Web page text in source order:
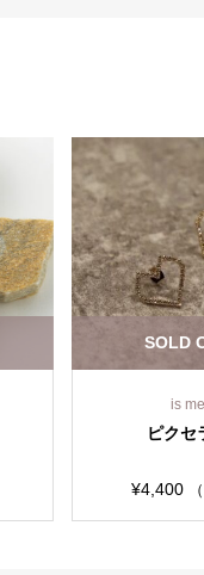
is me
ピクセ
¥4,400
SOLD